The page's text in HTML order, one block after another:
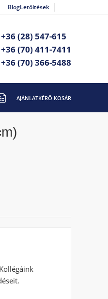
BlogLetöltések
+36 (28) 547-615
+36 (70) 411-7411
+36 (70) 366-5488